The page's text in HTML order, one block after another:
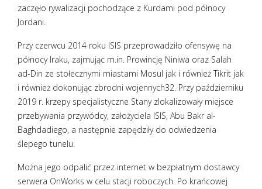
zaczęło rywalizacji pochodzące z Kurdami pod północy
Jordani.
Przy czerwcu 2014 roku ISIS przeprowadziło ofensywę na
północy Iraku, zajmując m.in. Prowincję Niniwa oraz Salah
ad-Din ze stołecznymi miastami Mosul jak i również Tikrit jak
i również dokonując zbrodni wojennych32. Przy październiku
2019 r. krzepy specjalistyczne Stany zlokalizowały miejsce
przebywania przywódcy, założyciela ISIS, Abu Bakr al-
Baghdadiego, a następnie zapędziły do odwiedzenia
ślepego tunelu.
Można jego odpalić przez internet w bezpłatnym dostawcy
serwera OnWorks w celu stacji roboczych. Po krańcowej